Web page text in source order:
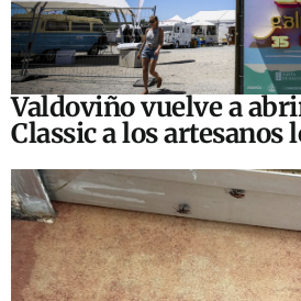
Valdoviño vuelve a
Classic a los artesanos